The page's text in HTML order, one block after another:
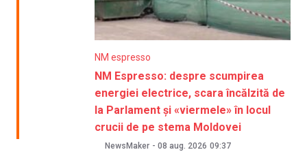
NM espresso
NM Espresso: despre scumpirea
energiei electrice, scara încălzită de
la Parlament și «viermele» în locul
crucii de pe stema Moldovei
NewsMaker - 08 aug. 2026 09:37